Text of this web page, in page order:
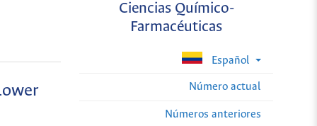
Ciencias Químico-
Farmacéuticas
Español
Número actual
Números anteriores